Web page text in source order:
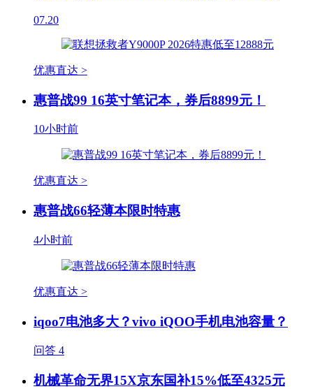
07.20
优惠直达 >
惠普战99 16英寸笔记本，券后8899元！
10小时前
优惠直达 >
惠普战66轻薄本限时特惠
4小时前
优惠直达 >
iqoo7电池多大？vivo iQOO手机电池容量？
问答 4
机械革命无界15X京东国补15%低至4325元